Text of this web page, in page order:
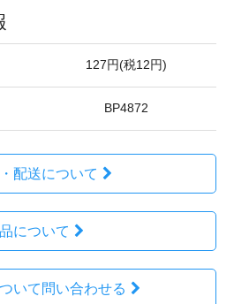
127円(税12円)
BP4872
配送について
について
いて問い合わせる